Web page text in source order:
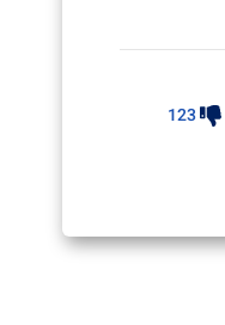
123